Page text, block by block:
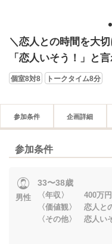
1
＼恋人との時間を大
「恋人いそう！」と
個室8対8 トークタイム8分
参加条件 企画詳細
参加条件
男性
33〜38歳
〈年収〉 400万円
〈価値観〉 恋人と
〈その他〉 恋人い